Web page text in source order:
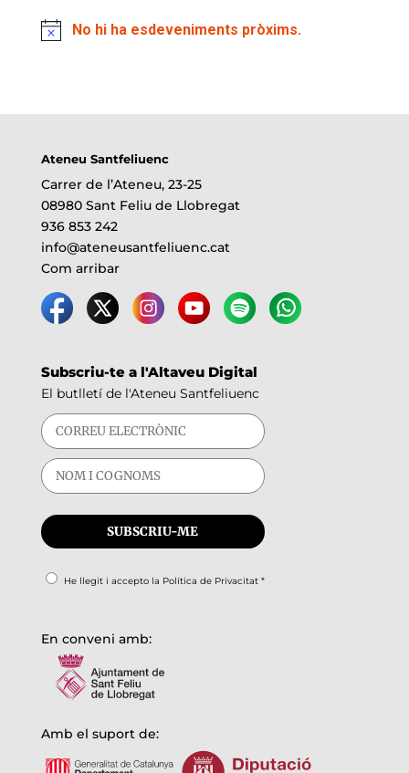
No hi ha esdeveniments pròxims.
Ateneu Santfeliuenc
Carrer de l’Ateneu, 23-25
08980 Sant Feliu de Llobregat
936 853 242
info@ateneusantfeliuenc.cat
Com arribar
Subscriu-te a l'Altaveu Digital
El butlletí de l'Ateneu Santfeliuenc
He llegit i accepto la Política de Privacitat*
En conveni amb:
Amb el suport de: